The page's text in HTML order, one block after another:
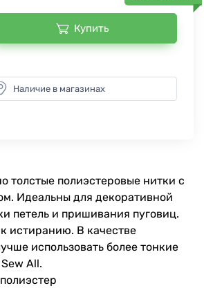
Купить
Наличие в магазинах
толстые полиэстеровые нитки с
Идеальны для декоративной
петель и пришивания пуговиц.
истиранию. В качестве
использовать более тонкие
All.